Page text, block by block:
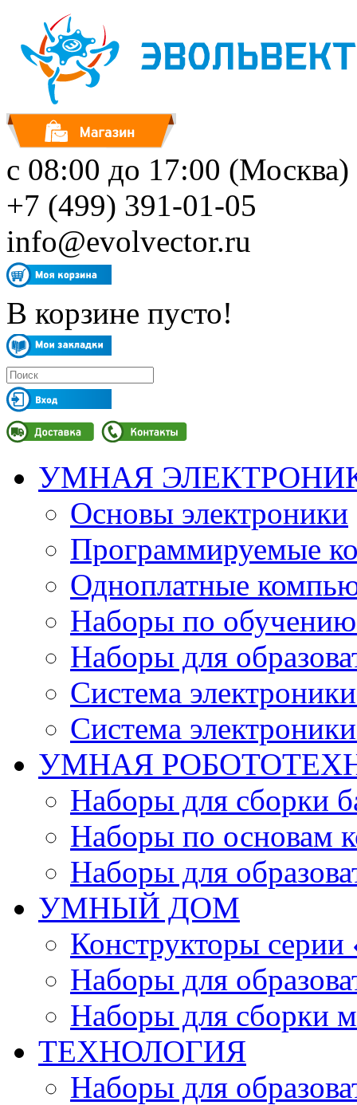
с 08:00 до 17:00 (Москва)
+7 (499) 391-01-05
info@evolvector.ru
В корзине пусто!
УМНАЯ
Основы электроники
Программируемые
Одноплатные
Наборы по
Наборы для
Система
Система
УМНАЯ
Наборы для сборки
Наборы по основам
Наборы для
УМНЫЙ ДОМ
Конструкторы
Наборы для
Наборы для сборки
ТЕХНОЛОГИЯ
Наборы для